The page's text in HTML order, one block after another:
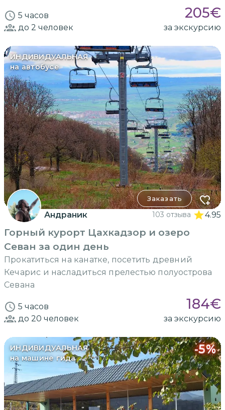
5 часов 205€
до 2 человек за экскурсию
ИНДИВИДУАЛЬНАЯ
на автобусе
Заказать
Андраник 103 отзыва 4.95
Горный курорт Цахкадзор и озеро
Севан за один день
Прокатиться на канатке, посетить древний
Кечарис и насладиться прелестью полуострова
Севана
5 часов 184€
до 20 человек за экскурсию
ИНДИВИДУАЛЬНАЯ
на машине гида
-5%